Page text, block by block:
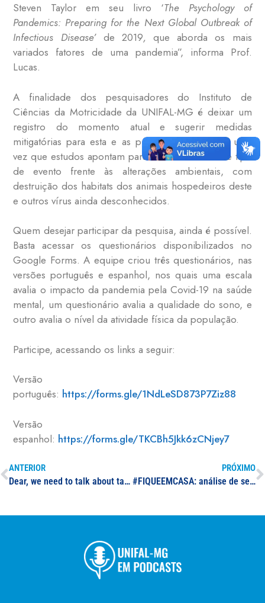
Steven Taylor em seu livro ‘The Psychology of
Pandemics: Preparing for the Next Global Outbreak of
Infectious Disease’ de 2019,que aborda os mais
variados fatores de uma pandemia”, informa Prof.
Lucas.
A finalidade dos pesquisadores do Instituto de
Ciências da Motricidade da UNIFAL-MG é deixar um
registro do momento atual e sugerir medidas
mitigatórias para esta e as próximas pandemias, uma
vez que estudos apontam para um aumento deste tipo
de evento frente às alterações ambientais, com
destruição dos habitats dos animais hospedeiros deste
e outros vírus ainda desconhecidos.
Quem desejar participar da pesquisa, ainda é possível.
Basta acessar os questionários disponibilizados no
Google Forms. A equipe criou três questionários, nas
versões português e espanhol, nos quais uma escala
avalia o impacto da pandemia pela Covid-19 na saúde
mental, um questionário avalia a qualidade do sono, e
outro avalia o nível da atividade física da população.
Participe, acessando os links a seguir:
Versão
português: https://forms.gle/1NdLeSD873P7Ziz88
Versão
espanhol: https://forms.gle/TKCBh5Jkk6zCNjey7
ANTERIOR
Dear, we need to talk about taxes
PRÓXIMO
#FIQUEEMCASA: análise de sentimento dos usuários do Twitter em relação a pandemia de Covid-19